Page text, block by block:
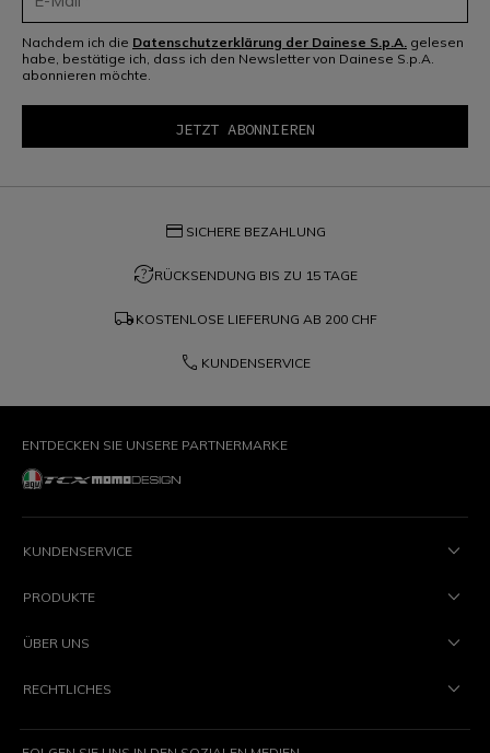
Nachdem ich die Datenschutzerklärung der Dainese S.p.A. gelesen
habe, bestätige ich, dass ich den Newsletter von Dainese S.p.A.
abonnieren möchte.
credit_card SICHERE BEZAHLUNG
question_exchangeRÜCKSENDUNG BIS ZU 15 TAGE
local_shipping KOSTENLOSE LIEFERUNG AB 200 CHF
phone KUNDENSERVICE
ENTDECKEN SIE UNSERE PARTNERMARKE
KUNDENSERVICE
PRODUKTE
ÜBER UNS
RECHTLICHES